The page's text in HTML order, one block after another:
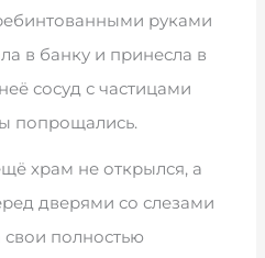
руками
в банку и принесла в
сосуд с частицами
попрощались.
храм не открылся, а
дверями со слезами
свои полностью